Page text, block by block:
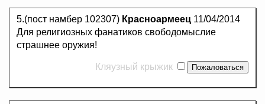
5.(пост намбер 102307) Красноармеец 11/04/2014
Для религиозных фанатиков свободомыслие
страшнее оружия!
Кляузный крыжик